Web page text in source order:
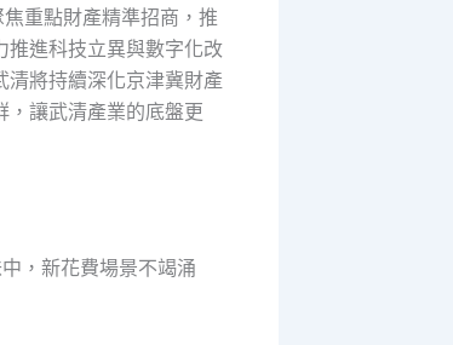
焦重點財產精準招商，推
推進科技立異與數字化改
清將持續深化京津冀財產
，讓武清產業的底盤更
，新花費場景不竭涌